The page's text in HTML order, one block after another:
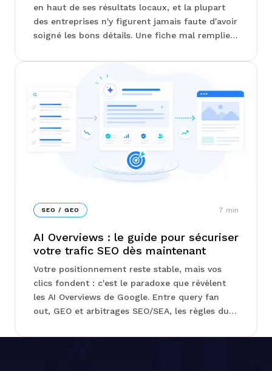
en haut de ses résultats locaux, et la plupart
des entreprises n'y figurent jamais faute d'avoir
soigné les bons détails. Une fiche mal remplie,
différemment ici et là : autant de signaux qui
vous écartent de la course. Notre équipe Junto
passe en revue ce qui fait vraiment basculer un
classement local...
SEO / GEO 7 min
AI Overviews : le guide pour sécuriser
votre trafic SEO dès maintenant
Votre positionnement reste stable, mais vos
clics fondent : c'est le paradoxe que révèlent
les AI Overviews de Google. Entre query fan
out, GEO et arbitrages SEO/SEA, les règles du
Search Console